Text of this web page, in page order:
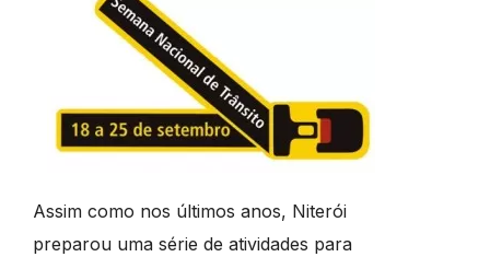
Assim como nos últimos anos, Niterói
preparou uma série de atividades para